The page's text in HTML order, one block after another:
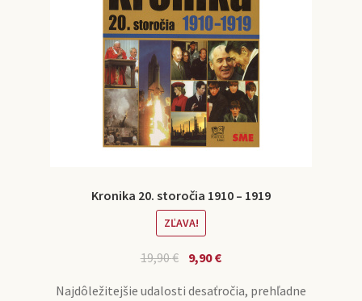
Kronika 20. storočia 1910 – 1919
ZĽAVA!
19,90€ 9,90€
Najdôležitejšie udalosti desaťročia, prehľadne